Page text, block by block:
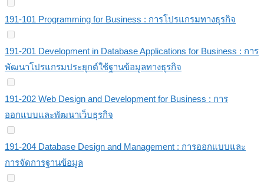
191-101 Programming for Business : การโปรแกรมทางธุรกิจ
191-201 Development in Database Applications for Business : การ
พัฒนาโปรแกรมประยุกต์ใช้ฐานข้อมูลทางธุรกิจ
191-202 Web Design and Development for Business : การ
ออกแบบและพัฒนาเว็บธุรกิจ
191-204 Database Design and Management : การออกแบบและ
การจัดการฐานข้อมูล